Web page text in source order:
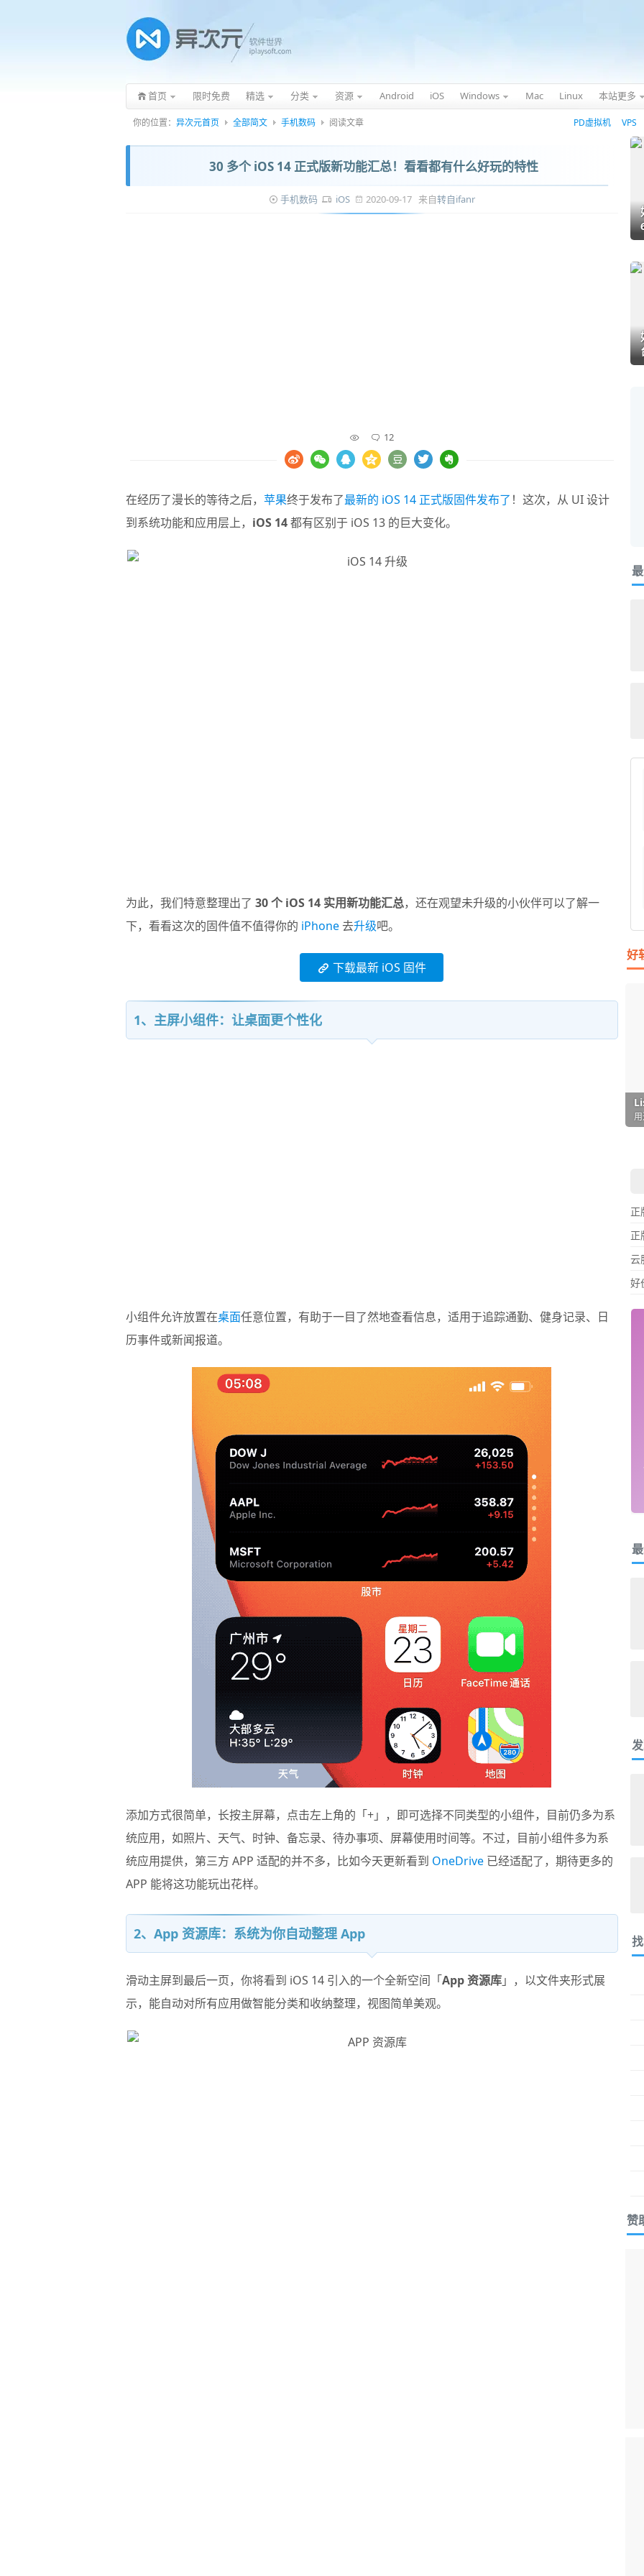
首页 限时免费 精选 分类 资源 Android iOS Windows Mac Linux 本站更多
你的位置： 异次元首页 全部简文 手机数码 阅读文章 PD虚拟机 VPS
30 多个 iOS 14 正式版新功能汇总！看看都有什么好玩的特性
手机数码 iOS 2020-09-17 来自转自ifanr
12
在经历了漫长的等待之后， 苹果终于发布了最新的 iOS 14 正式版固件发布了 ！这次，从 UI 设计
到系统功能和应用层上， iOS 14都有区别于 iOS 13 的巨大变化。
为此，我们特意整理出了 30 个 iOS 14 实用新功能汇总，还在观望未升级的小伙伴可以了解一
下，看看这次的固件值不值得你的 iPhone去升级吧。
下载最新 iOS 固件
1、主屏小组件：让桌面更个性化
小组件允许放置在桌面任意位置，有助于一目了然地查看信息，适用于追踪通勤、健身记录、日
历事件或新闻报道。
添加方式很简单，长按主屏幕，点击左上角的「+」，即可选择不同类型的小组件，目前仍多为系
统应用，如照片、天气、时钟、备忘录、待办事项、屏幕使用时间等。不过，目前小组件多为系
统应用提供，第三方 APP 适配的并不多，比如今天更新看到 OneDrive已经适配了，期待更多的
APP 能将这功能玩出花样。
2、App 资源库：系统为你自动整理 App
滑动主屏到最后一页，你将看到 iOS 14 引入的一个全新空间「App 资源库」，以文件夹形式展
示，能自动对所有应用做智能分类和收纳整理，视图简单美观。
好
正
正
云
好
赞